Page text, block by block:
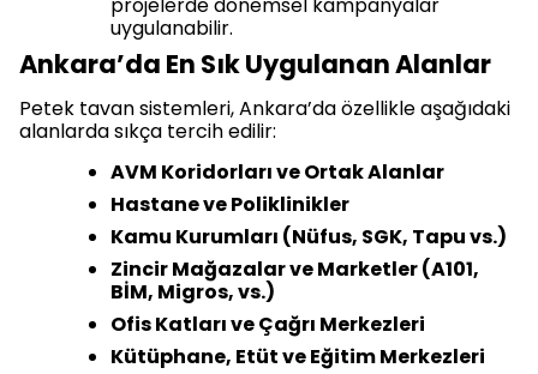
projelerde dönemsel kampanyalar
uygulanabilir.
Ankara’da En Sık Uygulanan Alanlar
Petek tavan sistemleri, Ankara’da özellikle aşağıdaki
alanlarda sıkça tercih edilir:
AVM Koridorları ve Ortak Alanlar
Hastane ve Poliklinikler
Kamu Kurumları (Nüfus, SGK, Tapu vs.)
Zincir Mağazalar ve Marketler (A101,
BİM, Migros, vs.)
Ofis Katları ve Çağrı Merkezleri
Kütüphane, Etüt ve Eğitim Merkezleri